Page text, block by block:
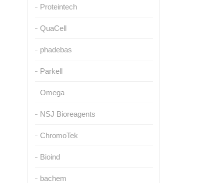
Proteintech
QuaCell
phadebas
Parkell
Omega
NSJ Bioreagents
ChromoTek
Bioind
bachem